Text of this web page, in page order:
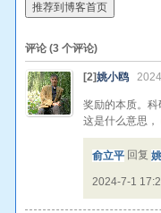
推荐到博客首页
评论 (3 个评论)
[2]姚小鸥
奖励的本质。
这是什么意思，
俞立平 回复
2024-7-1